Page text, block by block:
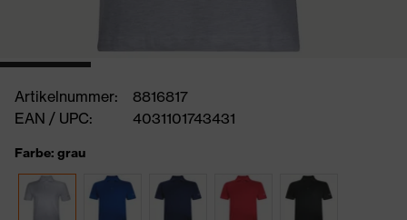
Artikelnummer:
8816817
EAN / UPC:
4031101743431
Farbe: grau